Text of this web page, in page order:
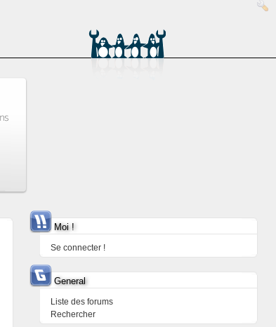
Moi !
Se connecter !
General
Liste des forums
Rechercher